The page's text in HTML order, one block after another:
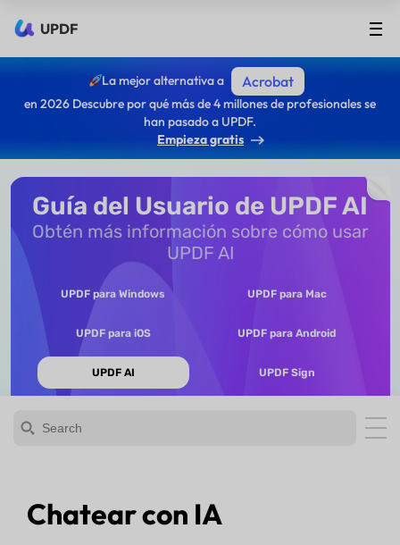
UPDF
La mejor alternativa a Acrobat
en 2026 Descubre por qué más de 4 millones de profesionales se
han pasado a UPDF.
Empieza gratis
Guía del Usuario de UPDF AI
Obtén más información sobre cómo usar
UPDF AI
UPDF para Windows UPDF para Mac
UPDF para iOS UPDF para Android
UPDF AI UPDF Sign
Chatear con IA